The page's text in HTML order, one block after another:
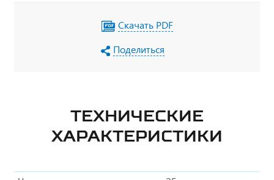
Скачать PDF
Поделиться
ТЕХНИЧЕСКИЕ
ХАРАКТЕРИСТИКИ